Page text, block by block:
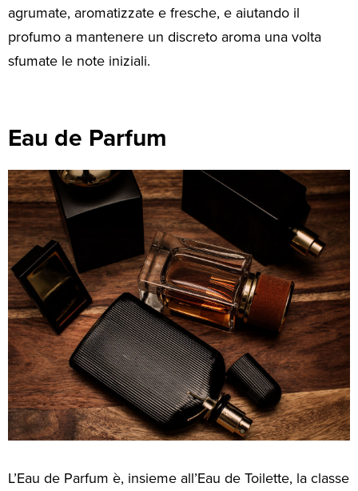
agrumate, aromatizzate e fresche, e aiutando il
profumo a mantenere un discreto aroma una volta
sfumate le note iniziali.
Eau de Parfum
L’Eau de Parfum è, insieme all’Eau de Toilette, la classe